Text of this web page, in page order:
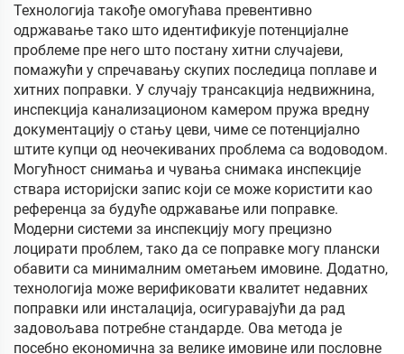
Технологија такође омогућава превентивно
одржавање тако што идентификује потенцијалне
проблеме пре него што постану хитни случајеви,
помажући у спречавању скупих последица поплаве и
хитних поправки. У случају трансакција недвижнина,
инспекција канализационом камером пружа вредну
документацију о стању цеви, чиме се потенцијално
штите купци од неочекиваних проблема са водоводом.
Могућност снимања и чувања снимака инспекције
ствара историјски запис који се може користити као
референца за будуће одржавање или поправке.
Модерни системи за инспекцију могу прецизно
лоцирати проблем, тако да се поправке могу плански
обавити са минималним ометањем имовине. Додатно,
технологија може верификовати квалитет недавних
поправки или инсталација, осигуравајући да рад
задовољава потребне стандарде. Ова метода је
посебно економична за велике имовине или пословне